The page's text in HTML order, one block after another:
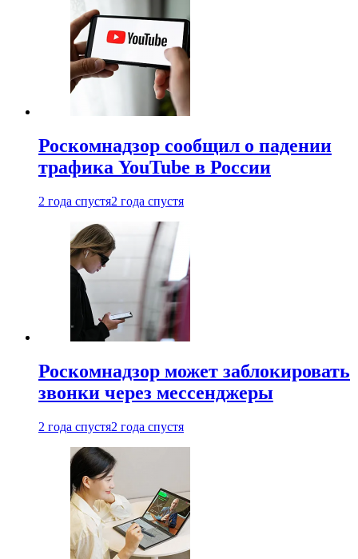
Роскомнадзор сообщил о падении
трафика YouTube в России
2 года спустя2 года спустя
Роскомнадзор может заблокировать
звонки через мессенджеры
2 года спустя2 года спустя